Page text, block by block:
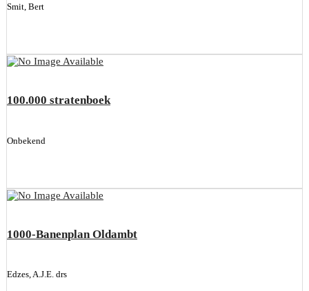
Smit, Bert
100.000 stratenboek
Onbekend
1000-Banenplan Oldambt
Edzes, A.J.E. drs